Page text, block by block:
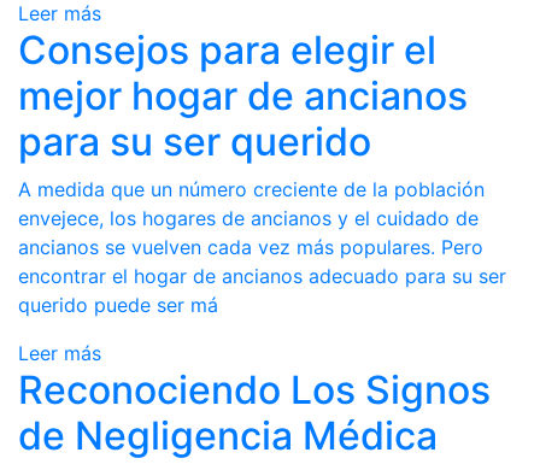
Leer más
Consejos para elegir el
mejor hogar de ancianos
para su ser querido
A medida que un número creciente de la población
envejece, los hogares de ancianos y el cuidado de
ancianos se vuelven cada vez más populares. Pero
encontrar el hogar de ancianos adecuado para su ser
querido puede ser má
Leer más
Reconociendo Los Signos
de Negligencia Médica